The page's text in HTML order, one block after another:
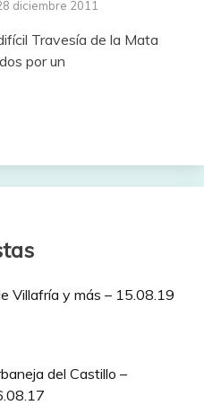
diciembre 2011
Travesía de la Mata
por un
Villafría y más – 15.08.19
del Castillo –